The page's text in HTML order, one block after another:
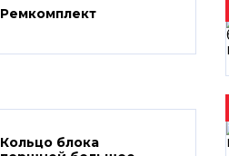
Ремкомплект
Кольцо блока